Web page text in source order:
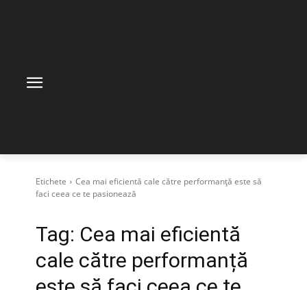
Etichete
Cea mai eficientă cale către performanță este să
faci ceea ce te pasionează
Tag: Cea mai eficientă
cale către performanță